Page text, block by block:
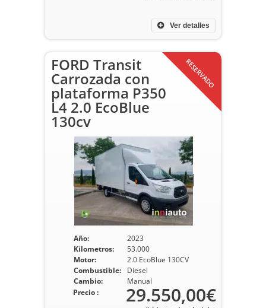
Ver detalles
RESERVADO
FORD Transit
Carrozada con
plataforma P350
L4 2.0 EcoBlue
130cv
Año:
2023
Kilometros:
53.000
Motor:
2.0 EcoBlue 130CV
Combustible:
Diesel
Cambio:
Manual
Precio : 29.550,00€